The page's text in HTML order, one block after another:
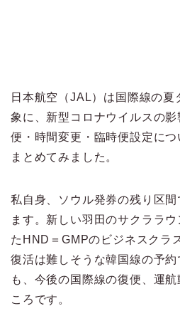
日本航空（JAL）は国際線の
象に、新型コロナウイルスの
便・時間変更・臨時便設定に
まとめてみました。
私自身、ソウル発券の残り区
ます。新しい羽田のサクララ
たHND＝GMPのビジネスクラ
復活は難しそうな韓国線の予
も、今後の国際線の復便、運
ころです。